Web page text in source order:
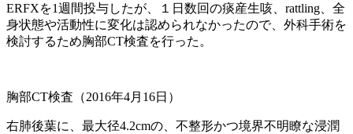
ERFXを1週間投与したが、１日数回の痰産生咳、rattling、全
身状態や活動性に変化は認められなかったので、外科手術を
検討するため胸部CT検査を行った。
胸部CT検査（2016年4月16日）
右肺後葉に、最大径4.2cmの、不整形かつ境界不明瞭な浸潤